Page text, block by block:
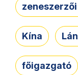
Kína
főigazgató